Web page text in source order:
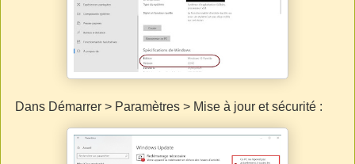
Dans Démarrer > Paramètres > Mise à jour et sécurité :